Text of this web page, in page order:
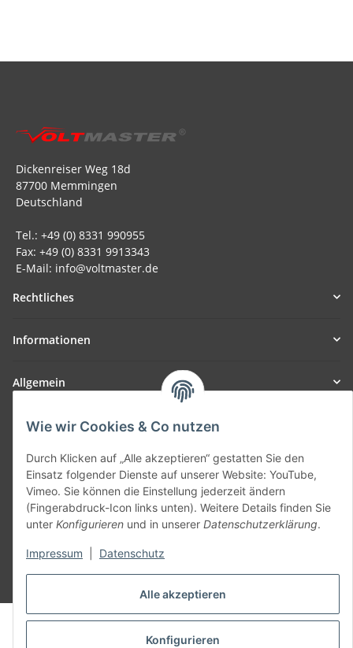
Alle akzeptieren
Konfigurieren
Wie wir Cookies & Co nutzen
Durch Klicken auf „Alle akzeptieren“ gestatten Sie den
Einsatz folgender Dienste auf unserer Website: YouTube,
Vimeo. Sie können die Einstellung jederzeit ändern
(Fingerabdruck-Icon links unten). Weitere Details finden Sie
unter Konfigurieren und in unserer Datenschutzerklärung.
Impressum Datenschutz
Dickenreiser Weg 18d
87700 Memmingen
Deutschland
Tel.: +49 (0) 8331 990955
Fax: +49 (0) 8331 9913343
E-Mail: info@voltmaster.de
Rechtliches
Informationen
Allgemein
Teil unseres Netzwerks:
Vertrag widerrufen
© voltmaster.de
Powered byJTL-Shop